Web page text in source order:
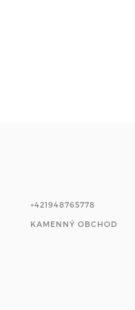
+421948765778
KAMENNÝ OBCHOD